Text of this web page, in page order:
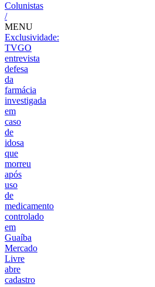
Colunistas
/
MENU
Exclusividade:
TVGO
entrevista
defesa
da
farmácia
investigada
em
caso
de
idosa
que
morreu
após
uso
de
medicamento
controlado
em
Guaíba
Mercado
Livre
abre
cadastro